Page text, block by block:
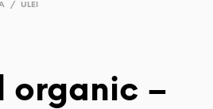
/
ULEI
organic –